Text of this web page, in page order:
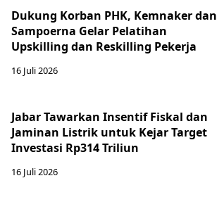
Dukung Korban PHK, Kemnaker dan
Sampoerna Gelar Pelatihan
Upskilling dan Reskilling Pekerja
16 Juli 2026
Jabar Tawarkan Insentif Fiskal dan
Jaminan Listrik untuk Kejar Target
Investasi Rp314 Triliun
16 Juli 2026